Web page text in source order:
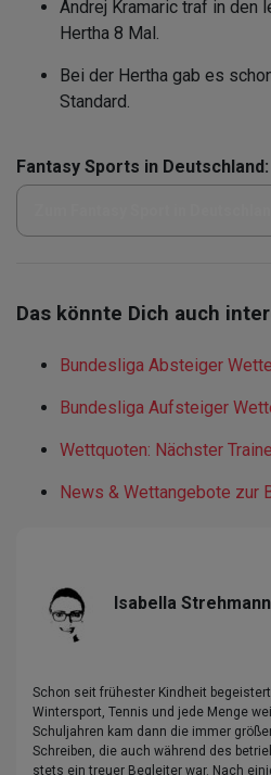
Andrej Kramaric traf in den
Hertha 8 Mal.
Bei der Hertha gab es
Standard.
Fantasy Sports in Deutschland:
Das könnte Dich auch
Bundesliga Absteiger
Bundesliga Aufsteiger
Wettquoten: Nächster
News & Wettangebote zur
Isabella Strehmann
Schon seit frühester Kindheit
Wintersport, Tennis und jede Menge
Schuljahren kam dann die immer
Schreiben, die auch während des
stets ein treuer Begleiter war. Nach